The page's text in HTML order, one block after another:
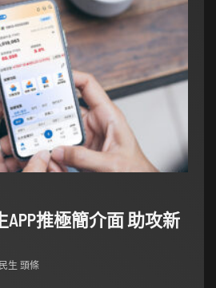
推極簡介面 助攻新
民生 頭條